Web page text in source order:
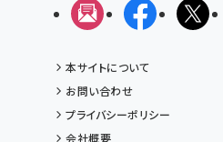
メルマガFacebook
本サイトについて
お問い合わせ
プライバシーポリシー
会社概要